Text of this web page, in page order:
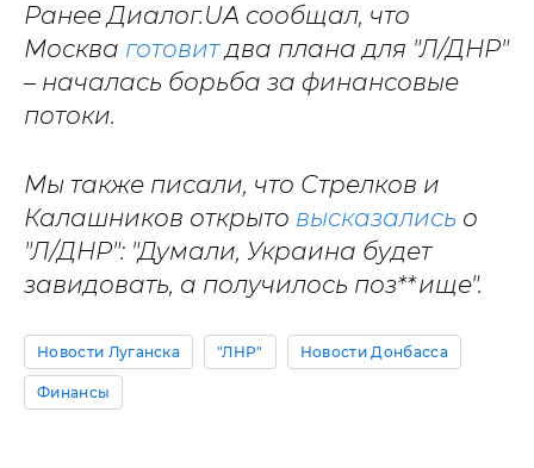
Ранее Диалог.UA сообщал, что
Москва готовитдва плана для "Л/ДНР"
– началась борьба за финансовые
потоки.
Мы также писали, что Стрелков и
Калашников открыто высказались о
"Л/ДНР": "Думали, Украина будет
завидовать, а получилось поз**ище".
Новости Луганска "ЛНР" Новости Донбасса
Финансы